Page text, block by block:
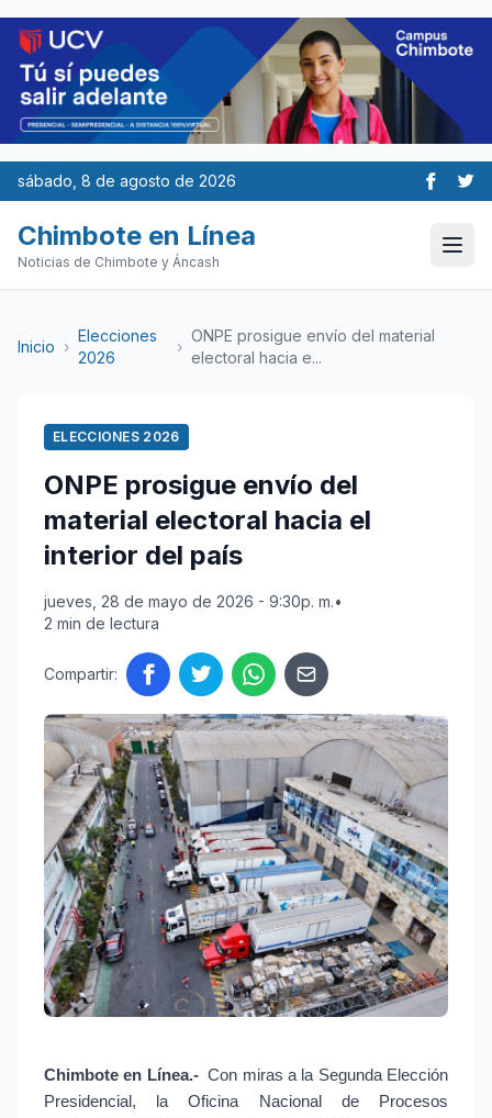
sábado, 8 de agosto de 2026
Chimbote en Línea
Noticias de Chimbote y Áncash
Inicio ›
Elecciones
2026
›
ONPE prosigue envío del material
electoral hacia e...
ELECCIONES 2026
ONPE prosigue envío del
material electoral hacia el
interior del país
jueves, 28 de mayo de 2026 - 9:30p. m.•
2 min de lectura
Compartir:
Chimbote en Línea.- Con miras a la Segunda Elección
Presidencial, la Oficina Nacional de Procesos